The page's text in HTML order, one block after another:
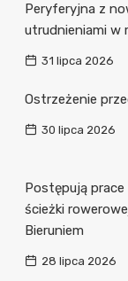
Peryferyjna z
utrudnieniami w
31 lipca 2026
Ostrzeżenie
30 lipca 2026
Postępują
ścieżki
Bieruniem
28 lipca 2026